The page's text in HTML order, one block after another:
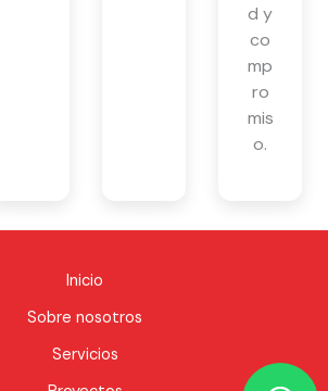
d y
co
mp
ro
mis
o.
Inicio
Sobre nosotros
Servicios